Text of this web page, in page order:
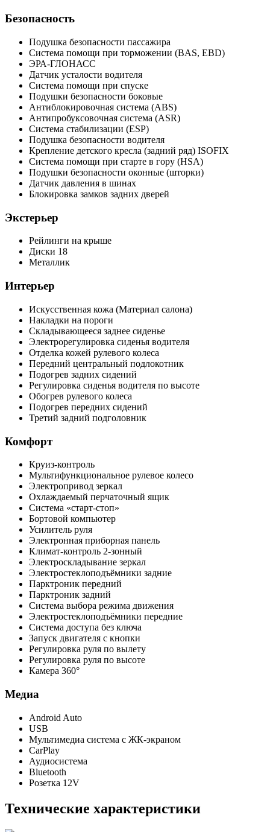
Безопасность
Подушка безопасности пассажира
Система помощи при торможении (BAS, EBD)
ЭРА-ГЛОНАСС
Датчик усталости водителя
Система помощи при спуске
Подушки безопасности боковые
Антиблокировочная система (ABS)
Антипробуксовочная система (ASR)
Система стабилизации (ESP)
Подушка безопасности водителя
Крепление детского кресла (задний ряд) ISOFIX
Система помощи при старте в гору (HSA)
Подушки безопасности оконные (шторки)
Датчик давления в шинах
Блокировка замков задних дверей
Экстерьер
Рейлинги на крыше
Диски 18
Металлик
Интерьер
Искусственная кожа (Материал салона)
Накладки на пороги
Складывающееся заднее сиденье
Электрорегулировка сиденья водителя
Отделка кожей рулевого колеса
Передний центральный подлокотник
Подогрев задних сидений
Регулировка сиденья водителя по высоте
Обогрев рулевого колеса
Подогрев передних сидений
Третий задний подголовник
Комфорт
Круиз-контроль
Мультифункциональное рулевое колесо
Электропривод зеркал
Охлаждаемый перчаточный ящик
Система «старт-стоп»
Бортовой компьютер
Усилитель руля
Электронная приборная панель
Климат-контроль 2-зонный
Электроскладывание зеркал
Электростеклоподъёмники задние
Парктроник передний
Парктроник задний
Система выбора режима движения
Электростеклоподъёмники передние
Система доступа без ключа
Запуск двигателя с кнопки
Регулировка руля по вылету
Регулировка руля по высоте
Камера 360°
Медиа
Android Auto
USB
Мультимедиа система с ЖК-экраном
CarPlay
Аудиосистема
Bluetooth
Розетка 12V
Технические характеристики